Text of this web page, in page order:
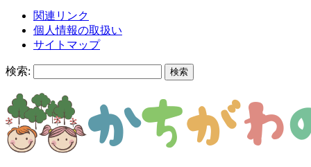
関連リンク
個人情報の取扱い
サイトマップ
検索: